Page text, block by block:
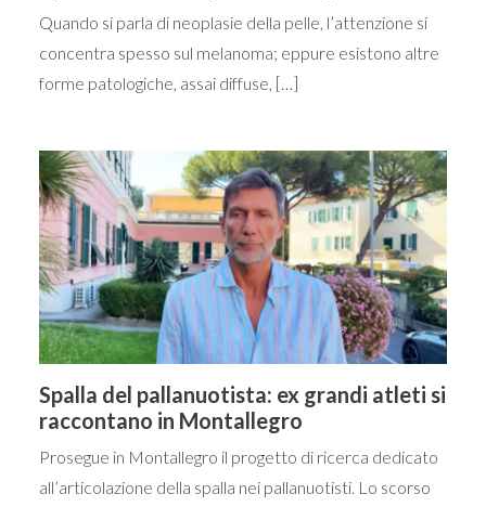
Quando si parla di neoplasie della pelle, l’attenzione si
concentra spesso sul melanoma; eppure esistono altre
forme patologiche, assai diffuse, […]
Spalla del pallanuotista: ex grandi atleti si
raccontano in Montallegro
Prosegue in Montallegro il progetto di ricerca dedicato
all’articolazione della spalla nei pallanuotisti. Lo scorso